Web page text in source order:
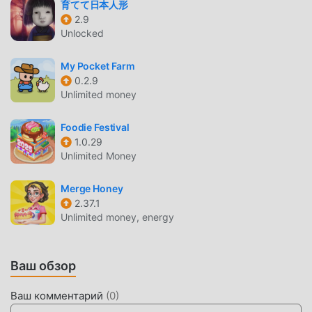
КРАСИВЫЙ ЭКРАН
Virtual Pet отличается уникальным художественным
стилем, а благодаря высококачественной графике,
картам и персонажам Cute Cat - My 3D Virtual Pet
привлекает множество поклонников casual, и по
сравнению по сравнению с традиционными играми
casual, Cute Cat - My 3D Virtual Pet 6.0.5096 использует
обновления. Благодаря более продвинутым
технологиям впечатления от игры на экране
значительно улучшились. Сохраняя оригинальный
различных типов мобильных телефонов apk с отличной
casual могут в полной мере насладиться счастьем.
育てて日本人形
2.9
Unlocked
My Pocket Farm
0.2.9
Unlimited money
Foodie Festival
1.0.29
Unlimited Money
Merge Honey
2.37.1
Unlimited money, energy
Ваш обзор
Ваш комментарий (0)